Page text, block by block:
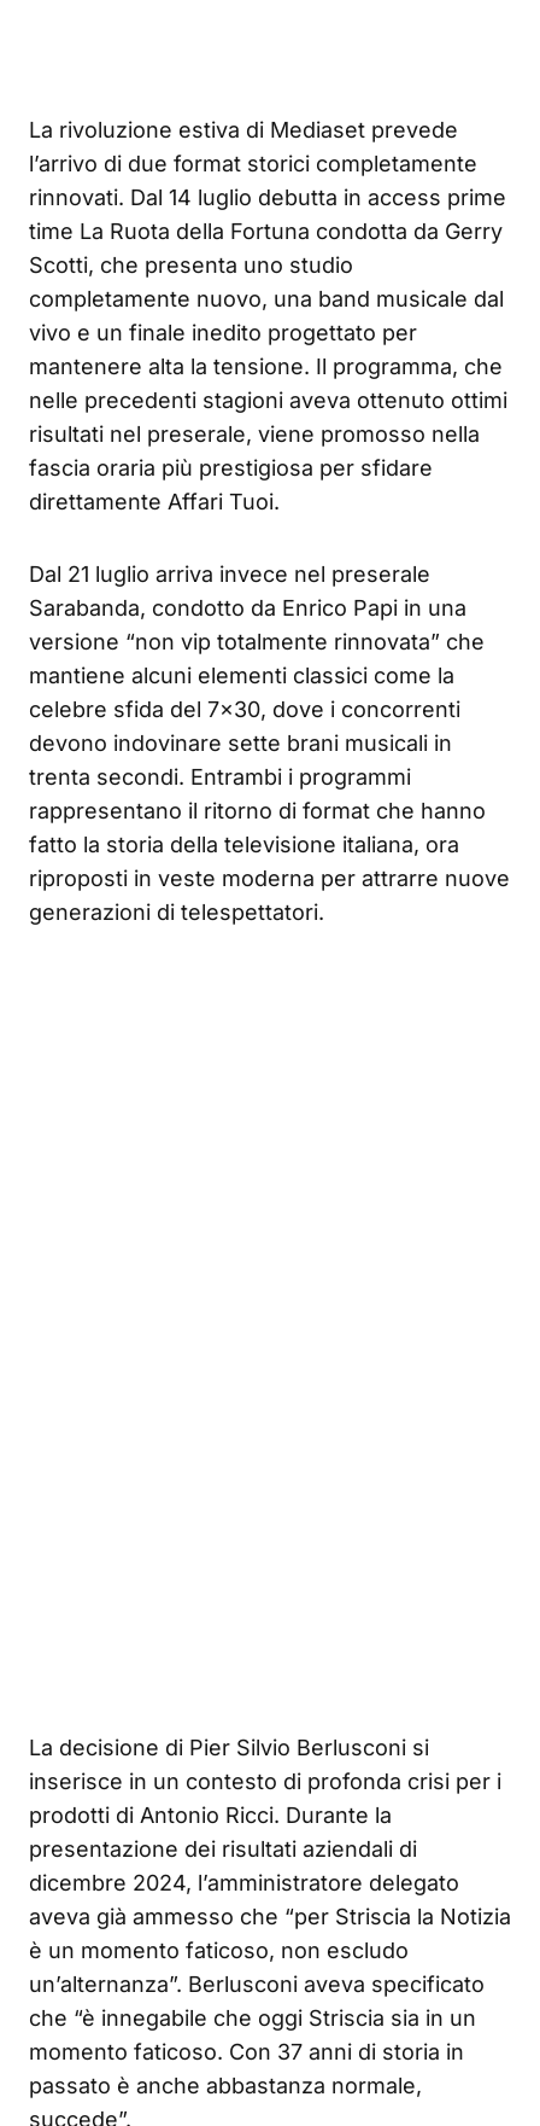
La rivoluzione estiva di Mediaset prevede
l’arrivo di due format storici completamente
rinnovati. Dal 14 luglio debutta in access prime
time La Ruota della Fortuna condotta da Gerry
Scotti, che presenta uno studio
completamente nuovo, una band musicale dal
vivo e un finale inedito progettato per
mantenere alta la tensione. Il programma, che
nelle precedenti stagioni aveva ottenuto ottimi
risultati nel preserale, viene promosso nella
fascia oraria più prestigiosa per sfidare
direttamente Affari Tuoi.
Dal 21 luglio arriva invece nel preserale
Sarabanda, condotto da Enrico Papi in una
versione “non vip totalmente rinnovata” che
mantiene alcuni elementi classici come la
celebre sfida del 7×30, dove i concorrenti
devono indovinare sette brani musicali in
trenta secondi. Entrambi i programmi
rappresentano il ritorno di format che hanno
fatto la storia della televisione italiana, ora
riproposti in veste moderna per attrarre nuove
generazioni di telespettatori.
La decisione di Pier Silvio Berlusconi si
inserisce in un contesto di profonda crisi per i
prodotti di Antonio Ricci. Durante la
presentazione dei risultati aziendali di
dicembre 2024, l’amministratore delegato
aveva già ammesso che “per Striscia la Notizia
è un momento faticoso, non escludo
un’alternanza”. Berlusconi aveva specificato
che “è innegabile che oggi Striscia sia in un
momento faticoso. Con 37 anni di storia in
passato è anche abbastanza normale,
succede”.